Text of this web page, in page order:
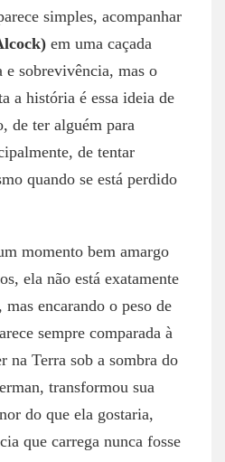
simples, acompanhar
em uma caçada
sobrevivência, mas o
a história é essa ideia de
de ter alguém para
de tentar
quando se está perdido
momento bem amargo
ela não está exatamente
encarando o peso de
sempre comparada à
na Terra sob a sombra do
transformou sua
do que ela gostaria,
que carrega nunca fosse